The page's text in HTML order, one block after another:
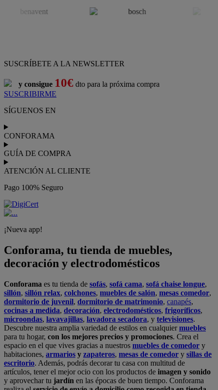
SUSCRÍBETE A LA NEWSLETTER
y consigue 10€ dto para la próxima compra
SUSCRIBIRME
SÍGUENOS EN
CONFORAMA
GUÍA DE COMPRA
ATENCIÓN AL CLIENTE
Pago 100% Seguro
¡Nueva app!
Conforama, tu tienda de muebles,
decoración y electrodomésticos
Conforama es tu tienda de sofás, sofá cama, sofá chaise longue,
sillón, sillón relax, colchones, muebles de salón, mesas comedor,
dormitorio de juvenil, dormitorio de matrimonio, canapés,
cocinas a medida, decoración, electrodomésticos, frigoríficos,
microondas, lavavajillas, lavadora secadora, y televisiones.
Descubre nuestra amplia variedad de estilos en cualquiermuebles
para tu hogar, con los mejores precios y promociones. Crea el
espacio en el que vives gracias a nuestros muebles de comedor y
habitaciones, armarios y zapateros, mesas de comedor y sillas de
escritorio. Además, podrás decorar tu casa con multitud de
artículos, tener el mejor ocio con los productos de imagen y sonido
y aprovechar tu jardín en las épocas de buen tiempo. Conforama